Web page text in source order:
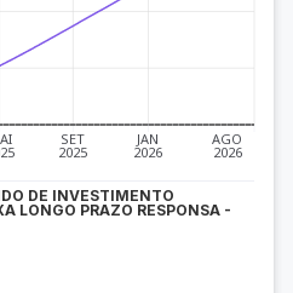
SET
2025
JAN
2026
AGO
2026
DE INVESTIMENTO
LONGO PRAZO RESPONSA -